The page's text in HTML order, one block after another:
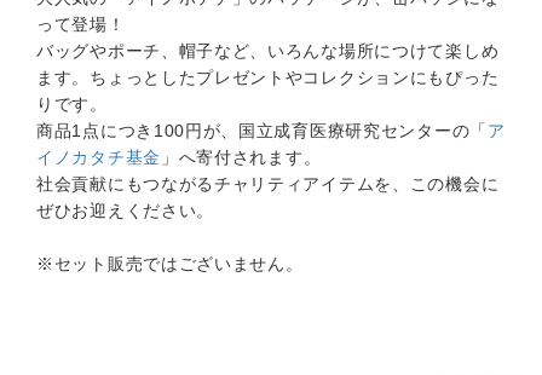
って登場！
バッグやポーチ、帽子など、いろんな場所につけて楽しめ
ます。ちょっとしたプレゼントやコレクションにもぴった
りです。
商品1点につき100円が、国立成育医療研究センターの「 ア
イノカタチ基金 」へ寄付されます。
社会貢献にもつながるチャリティアイテムを、この機会に
ぜひお迎えください。
※セット販売ではございません。